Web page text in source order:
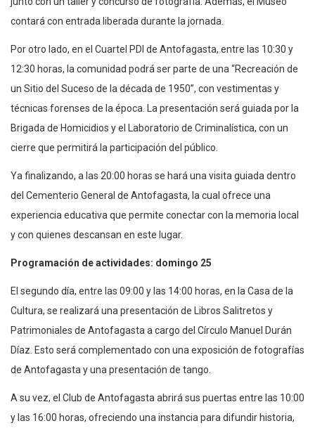
contará con entrada liberada durante la jornada.
Por otro lado, en el Cuartel PDI de Antofagasta, entre las 10:30 y
12:30 horas, la comunidad podrá ser parte de una “Recreación de
un Sitio del Suceso de la década de 1950”, con vestimentas y
técnicas forenses de la época. La presentación será guiada por la
Brigada de Homicidios y el Laboratorio de Criminalística, con un
cierre que permitirá la participación del público.
Ya finalizando, a las 20:00 horas se hará una visita guiada dentro
del Cementerio General de Antofagasta, la cual ofrece una
experiencia educativa que permite conectar con la memoria local
y con quienes descansan en este lugar.
Programación de actividades: domingo 25
El segundo día, entre las 09:00 y las 14:00 horas, en la Casa de la
Cultura, se realizará una presentación de Libros Salitretos y
Patrimoniales de Antofagasta a cargo del Círculo Manuel Durán
Díaz. Esto será complementado con una exposición de fotografías
de Antofagasta y una presentación de tango.
A su vez, el Club de Antofagasta abrirá sus puertas entre las 10:00
y las 16:00 horas, ofreciendo una instancia para difundir historia,